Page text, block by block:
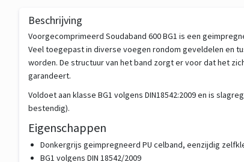
Beschrijving
Voorgecomprimeerd Soudaband 600 BG1 is een
Veel toegepast in diverse voegen rondom geveldelen en
worden. De structuur van het band zorgt er voor dat het
garandeert.
Voldoet aan klasse BG1 volgens DIN18542:2009 en is
bestendig).
Eigenschappen
Donkergrijs geimpregneerd PU celband, eenzijdig
BG1 volgens DIN 18542/2009